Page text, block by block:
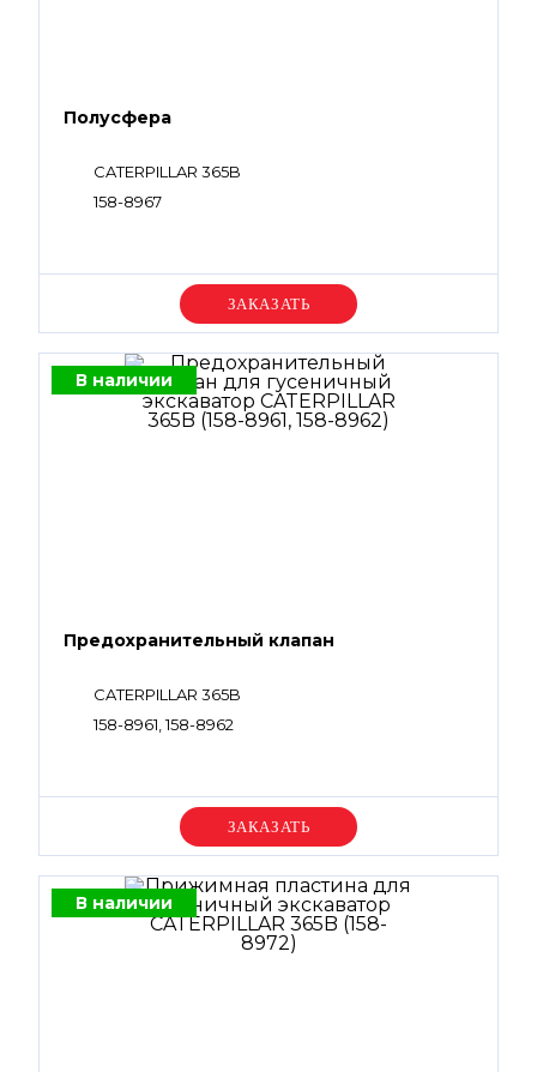
Полусфера
CATERPILLAR 365B
158-8967
Уточняйте цену
В наличии
Предохранительный клапан
CATERPILLAR 365B
158-8961, 158-8962
Уточняйте цену
В наличии